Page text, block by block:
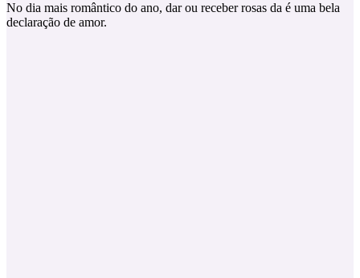
No dia mais romântico do ano, dar ou receber rosas da é uma bela
declaração de amor.